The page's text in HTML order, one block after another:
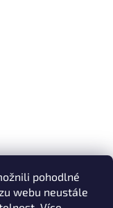
pohodlné
webu neustále